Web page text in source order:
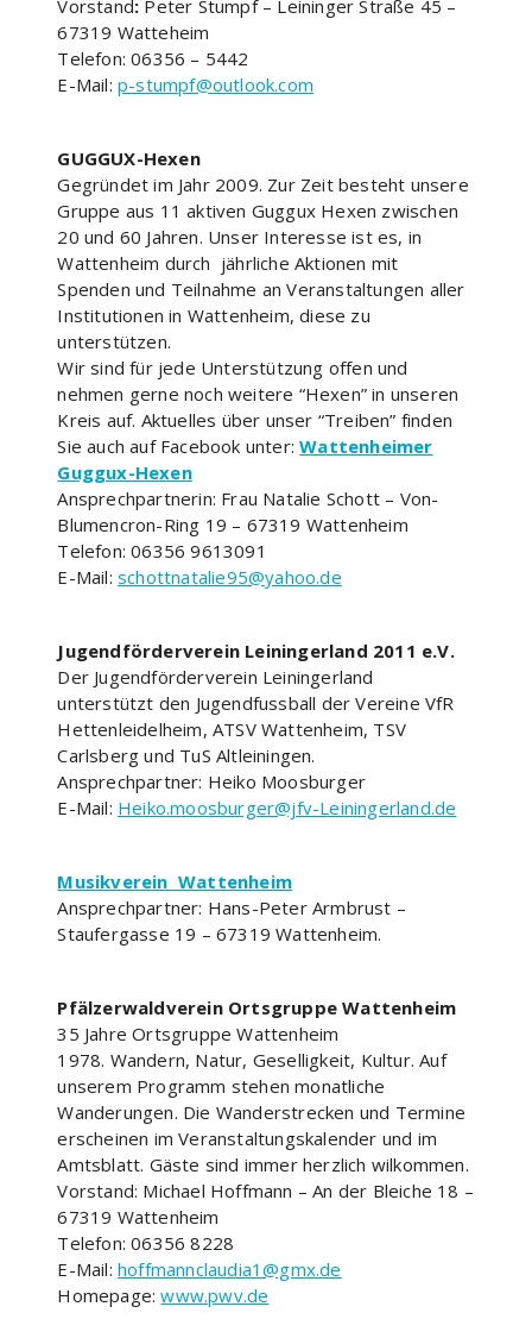
Vorstand: Peter Stumpf – Leininger Straße 45 –
67319 Watteheim
Telefon: 06356 – 5442
E-Mail:p-stumpf@outlook.com
GUGGUX-Hexen
Gegründet im Jahr 2009. Zur Zeit besteht unsere
Gruppe aus 11 aktiven Guggux Hexen zwischen
20 und 60 Jahren. Unser Interesse ist es, in
Wattenheim durch jährliche Aktionen mit
Spenden und Teilnahme an Veranstaltungen aller
Institutionen in Wattenheim, diese zu
unterstützen.
Wir sind für jede Unterstützung offen und
nehmen gerne noch weitere “Hexen” in unseren
Kreis auf. Aktuelles über unser “Treiben” finden
Sie auch auf Facebook unter:Wattenheimer
Guggux-Hexen
Ansprechpartnerin: Frau Natalie Schott – Von-
Blumencron-Ring 19 – 67319 Wattenheim
Telefon: 06356 9613091
E-Mail:schottnatalie95@yahoo.de
Jugendförderverein Leiningerland 2011 e.V.
Der Jugendförderverein Leiningerland
unterstützt den Jugendfussball der Vereine VfR
Hettenleidelheim, ATSV Wattenheim, TSV
Carlsberg und TuS Altleiningen.
Ansprechpartner: Heiko Moosburger
E-Mail: Heiko.moosburger@jfv-Leiningerland.de
Musikverein Wattenheim
Ansprechpartner: Hans-Peter Armbrust –
Staufergasse 19 – 67319 Wattenheim.
Pfälzerwaldverein Ortsgruppe Wattenheim
35 Jahre Ortsgruppe Wattenheim
1978. Wandern, Natur, Geselligkeit, Kultur. Auf
unserem Programm stehen monatliche
Wanderungen. Die Wanderstrecken und Termine
erscheinen im Veranstaltungskalender und im
Amtsblatt. Gäste sind immer herzlich wilkommen.
Vorstand: Michael Hoffmann – An der Bleiche 18 –
67319 Wattenheim
Telefon: 06356 8228
E-Mail:hoffmannclaudia1@gmx.de
Homepage:www.pwv.de